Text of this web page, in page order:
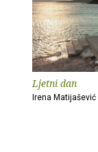
Ljetni dan
Irena Matijašević